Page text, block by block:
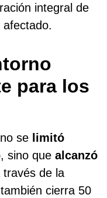
integral de
afectado.
para los
se limitó
sino que alcanzó
través de la
cierra 50